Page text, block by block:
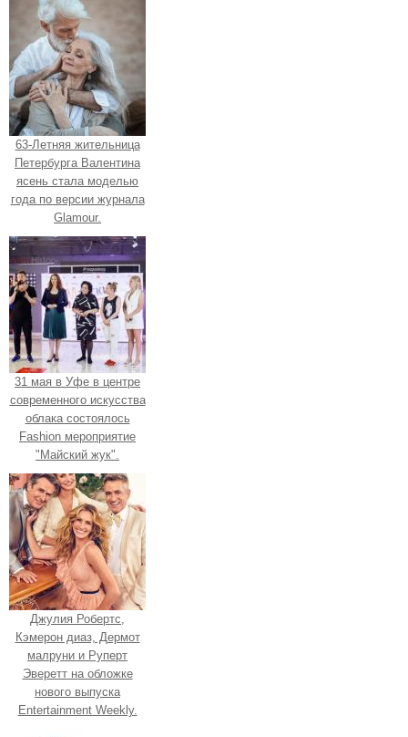
63-Летняя жительница
Петербурга Валентина
ясень стала моделью
года по версии журнала
Glamour.
31 мая в Уфе в центре
современного искусства
облака состоялось
Fashion мероприятие
"Майский жук".
Джулия Робертс,
Кэмерон диаз, Дермот
малруни и Руперт
Эверетт на обложке
нового выпуска
Entertainment Weekly.